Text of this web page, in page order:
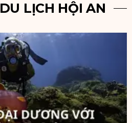
DU LỊCH HỘI AN